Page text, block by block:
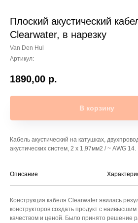
Плоский акустический
Clearwater, в нарезку
Van Den Hul
Артикул:
1890,00 р.
В корзину
Кабель акустический на катушках,
акустических систем, 2 х 1,97мм2 / ~ AWG
Описание
Конструкция кабеля Clearwater явилась
конструкторов создать продукт с
качеством и ценой. Было принято решение